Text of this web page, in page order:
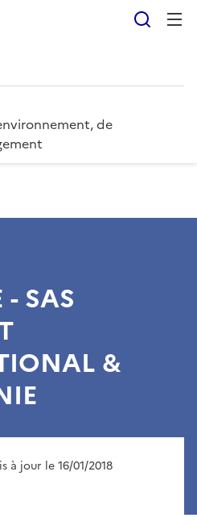
de
SAS
&
à jour le 16/01/2018